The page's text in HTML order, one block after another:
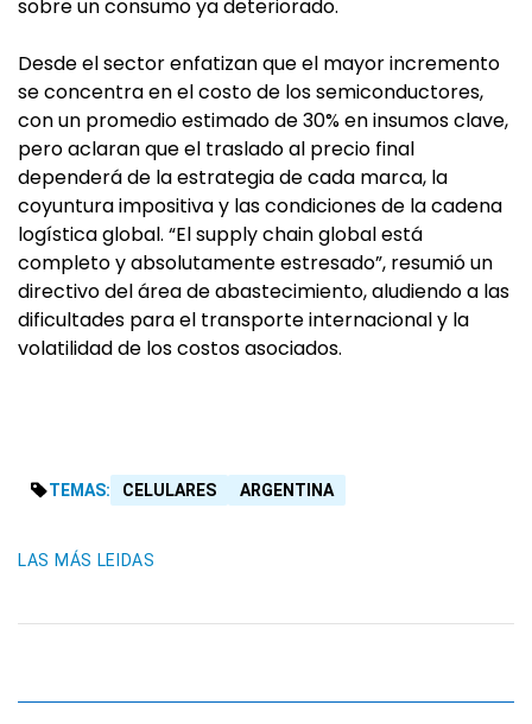
sobre un consumo ya deteriorado.
Desde el sector enfatizan que el mayor incremento
se concentra en el costo de los semiconductores,
con un promedio estimado de 30% en insumos clave,
pero aclaran que el traslado al precio final
dependerá de la estrategia de cada marca, la
coyuntura impositiva y las condiciones de la cadena
logística global. “El supply chain global está
completo y absolutamente estresado”, resumió un
directivo del área de abastecimiento, aludiendo a las
dificultades para el transporte internacional y la
volatilidad de los costos asociados.
TEMAS: CELULARES ARGENTINA
LAS MÁS LEIDAS